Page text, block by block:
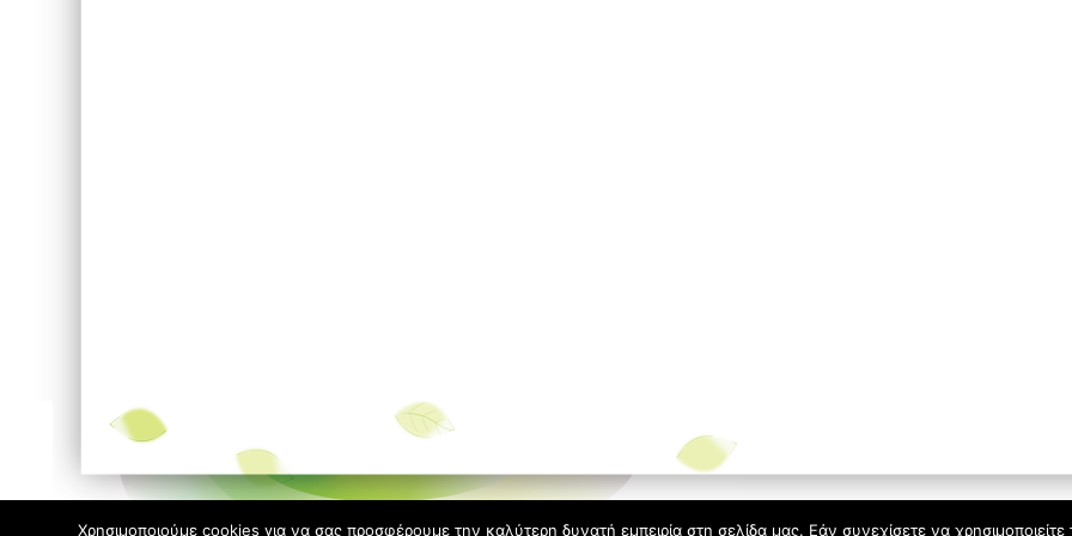
Χρησιμοποιούμε cookies για να σας προσφέρουμε την καλύτερη δυνατή εμπειρία στη σελίδα μας. Εάν συνεχίσετε να